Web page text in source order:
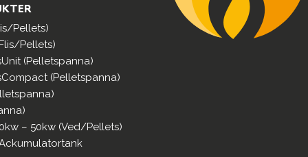
Pellets)
Pellets)
(Pelletspanna)
(Pelletspanna)
– 50kw (Ved/Pellets)
Ackumulatortank